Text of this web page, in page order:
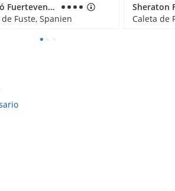
Barceló Fuerteventura Mar
Fuste, Spanien
Caleta de